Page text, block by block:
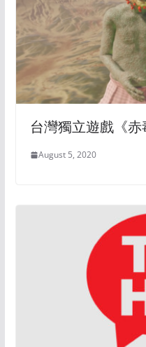
台灣獨立遊戲《
August 5, 2020